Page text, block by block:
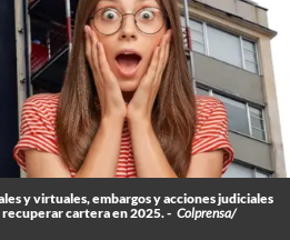
y virtuales, embargos y acciones judiciales
cartera en 2025. - Colprensa/